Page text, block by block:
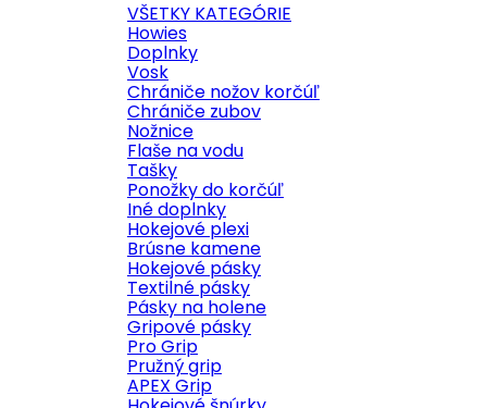
VŠETKY KATEGÓRIE
Howies
Doplnky
Vosk
Chrániče nožov korčúľ
Chrániče zubov
Nožnice
Flaše na vodu
Tašky
Ponožky do korčúľ
Iné doplnky
Hokejové plexi
Brúsne kamene
Hokejové pásky
Textilné pásky
Pásky na holene
Gripové pásky
Pro Grip
Pružný grip
APEX Grip